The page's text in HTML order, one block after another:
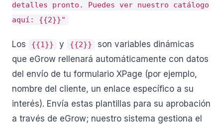
detalles pronto. Puedes ver nuestro catálogo
aquí: {{2}}"
Los {{1}} y {{2}}
son variables dinámicas
que eGrow rellenará automáticamente con datos
del envío de tu formulario XPage (por ejemplo,
nombre del cliente, un enlace específico a su
interés). Envía estas plantillas para su aprobación
a través de eGrow; nuestro sistema gestiona el